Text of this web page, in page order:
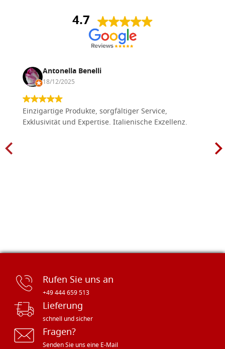
4.7
Antonella Benelli
18/12/2025
Einzigartige Produkte, sorgfältiger Service,
Exklusivität und Expertise. Italienische Exzellenz.
Rufen Sie uns an
+49 444 659 513
Lieferung
schnell und sicher
Fragen?
Senden Sie uns eine E-Mail